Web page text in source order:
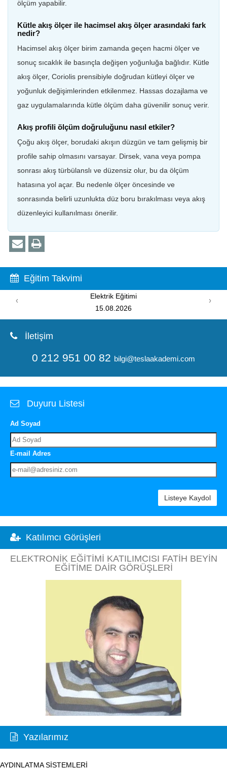
ölçüm yapabilir.
Kütle akış ölçer ile hacimsel akış ölçer arasındaki fark
nedir?
Hacimsel akış ölçer birim zamanda geçen hacmi ölçer ve
sonuç sıcaklık ile basınçla değişen yoğunluğa bağlıdır. Kütle
akış ölçer, Coriolis prensibiyle doğrudan kütleyi ölçer ve
yoğunluk değişimlerinden etkilenmez. Hassas dozajlama ve
gaz uygulamalarında kütle ölçüm daha güvenilir sonuç verir.
Akış profili ölçüm doğruluğunu nasıl etkiler?
Çoğu akış ölçer, borudaki akışın düzgün ve tam gelişmiş bir
profile sahip olmasını varsayar. Dirsek, vana veya pompa
sonrası akış türbülanslı ve düzensiz olur, bu da ölçüm
hatasına yol açar. Bu nedenle ölçer öncesinde ve
sonrasında belirli uzunlukta düz boru bırakılması veya akış
düzenleyici kullanılması önerilir.
Eğitim Takvimi
Elektrik Eğitimi
15.08.2026
‹ ›
İletişim
0 212 951 00 82 bilgi@teslaakademi.com
Duyuru Listesi
Ad Soyad
E-mail Adres
Listeye Kaydol
Katılımcı Görüşleri
ELEKTRONIK EĞITIMI KATILIMCISI FATIH BEYIN
EĞITIME DAIR GÖRÜŞLERI
Yazılarımız
AYDINLATMA SİSTEMLERİ